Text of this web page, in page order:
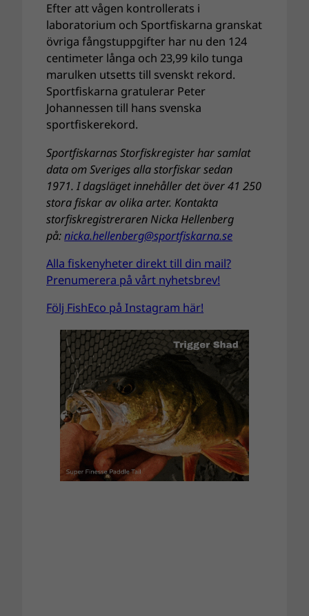
Efter att vågen kontrollerats i
laboratorium och Sportfiskarna granskat
övriga fångstuppgifter har nu den 124
centimeter långa och 23,99 kilo tunga
marulken utsetts till svenskt rekord.
Sportfiskarna gratulerar Peter
Johannessen till hans svenska
sportfiskerekord.
Sportfiskarnas Storfiskregister har samlat
data om Sveriges alla storfiskar sedan
1971. I dagsläget innehåller det över 41 250
stora fiskar av olika arter. Kontakta
storfiskregistreraren Nicka Hellenberg
på:nicka.hellenberg@sportfiskarna.se
Alla fiskenyheter direkt till din mail?
Prenumerera på vårt nyhetsbrev!
Följ FishEco på Instagram här!